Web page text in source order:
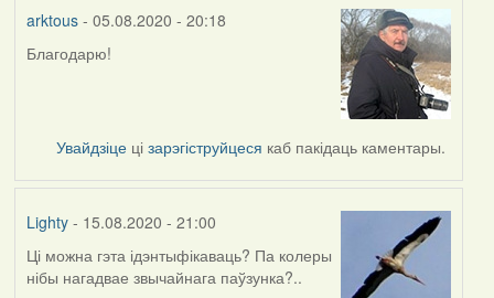
arktous- 05.08.2020 - 20:18
In
Harrier
Благодарю!
Увайдзіце цізарэгіструйцеся каб пакідаць каментары.
Lighty- 15.08.2020 - 21:00
Ці можна гэта ідэнтыфікаваць? Па колеры
нібы нагадвае звычайнага паўзунка?..